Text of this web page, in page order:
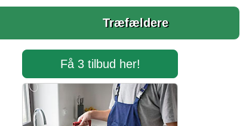
Træfældere
Få 3 tilbud her!